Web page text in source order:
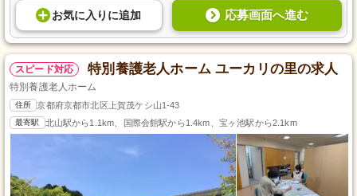
お気に入り に追加 応募画面へ進む
スピード対応 特別養護老人ホーム ユーカリの里の求人
特別養護老人ホーム
住所 京都府京都市北区上賀茂ケシ山1-43
最寄駅 北山駅から1.1km、国際会館駅から1.4km、宝ヶ池駅から2.1km